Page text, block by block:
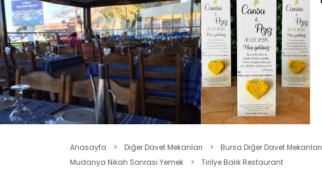
Anasayfa > Diğer Davet Mekanları > Bursa Diğer Davet Mekanları
Mudanya Nikah Sonrası Yemek
> Tirilye Balık Restaurant